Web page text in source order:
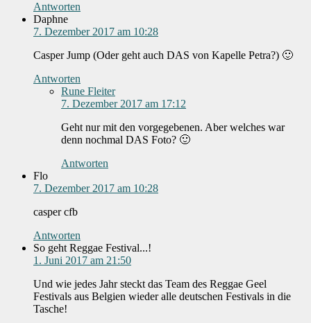
Antworten
Daphne
7. Dezember 2017 am 10:28
Casper Jump (Oder geht auch DAS von Kapelle Petra?) 🙂
Antworten
Rune Fleiter
7. Dezember 2017 am 17:12
Geht nur mit den vorgegebenen. Aber welches war
denn nochmal DAS Foto? 🙂
Antworten
Flo
7. Dezember 2017 am 10:28
casper cfb
Antworten
So geht Reggae Festival...!
1. Juni 2017 am 21:50
Und wie jedes Jahr steckt das Team des Reggae Geel
Festivals aus Belgien wieder alle deutschen Festivals in die
Tasche!